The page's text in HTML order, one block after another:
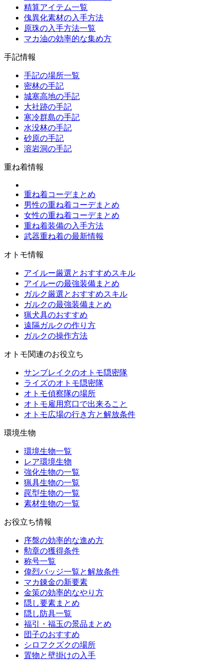
精算アイテム一覧
傀異化素材の入手方法
原珠の入手方法一覧
マカ油の効率的な集め方
手記情報
手記の場所一覧
密林の手記
城塞高地の手記
大社跡の手記
寒冷群島の手記
水没林の手記
砂原の手記
溶岩洞の手記
重ね着情報
重ね着コーデまとめ
男性の重ね着コーデまとめ
女性の重ね着コーデまとめ
重ね着装備の入手方法
武器重ね着の最新情報
オトモ情報
アイルー厳選とおすすめスキル
アイルーの最強装備まとめ
ガルク厳選とおすすめスキル
ガルクの最強装備まとめ
猟犬具のおすすめ
遠隔ガルクの作り方
ガルクの操作方法
オトモ関連のお役立ち
サンブレイクのオトモ隠密隊
ライズのオトモ隠密隊
オトモ偵察隊の場所
オトモ雇用窓口で出来ること
オトモ広場の行き方と解放条件
環境生物
環境生物一覧
レア環境生物
強化生物の一覧
猟具生物の一覧
罠型生物の一覧
素材生物の一覧
お役立ち情報
序盤の効率的な進め方
勲章の獲得条件
称号一覧
偉烈バッジ一覧と解放条件
マカ錬金の新要素
金策の効率的なやり方
隠し要素まとめ
隠し防具一覧
福引・福玉の景品まとめ
団子のおすすめ
シロフクズクの場所
置物と壁掛けの入手